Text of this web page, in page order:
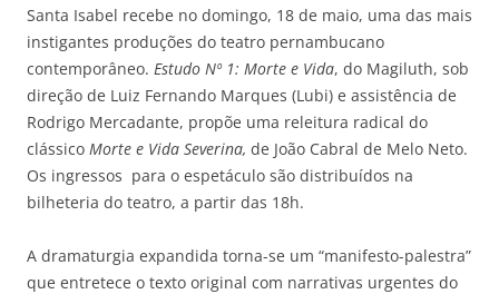
Santa Isabel recebe no domingo, 18 de maio, uma das mais
instigantes produções do teatro pernambucano
contemporâneo. Estudo Nº 1: Morte e Vida, do Magiluth, sob
direção de Luiz Fernando Marques (Lubi) e assistência de
Rodrigo Mercadante, propõe uma releitura radical do
clássico Morte e Vida Severina, de João Cabral de Melo Neto.
Os ingressos para o espetáculo são distribuídos na
bilheteria do teatro, a partir das 18h.
A dramaturgia expandida torna-se um “manifesto-palestra”
que entretece o texto original com narrativas urgentes do